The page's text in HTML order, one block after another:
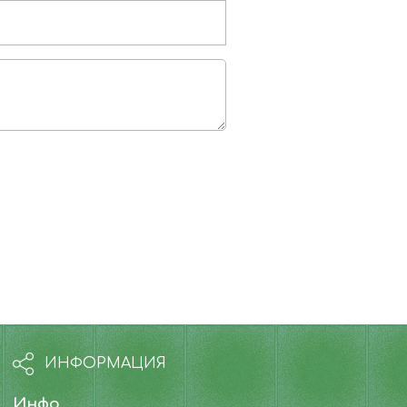
ИНФОРМАЦИЯ